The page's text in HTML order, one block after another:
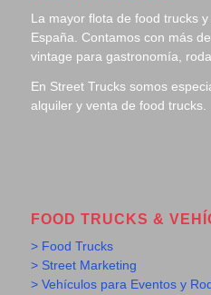
La mayor flota de food trucks
España. Contamos con más
vintage para gastronomía,
En Street Trucks somos
alquiler y venta de food trucks.
FOOD TRUCKS &
> Food Trucks
> Street Marketing
> Vehículos para Eventos y